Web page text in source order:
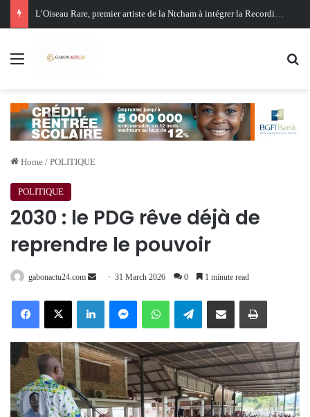
Oligui Nguema au Ghana : Libreville mise sur Accra pour renforcer sa stratégie diplomatique et économique
Menu
Home / POLITIQUE
POLITIQUE
2030 : le PDG rêve déjà de
reprendre le pouvoir
gabonactu24.com
Send 31 March 2026 0 1 minute read
FacebookX LinkedInMessengerWhatsAppTelegramShare via Email Print